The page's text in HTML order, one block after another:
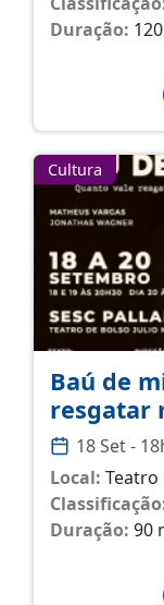
Duração:
Cultura
Baú de
resgatar
18 Set -
Local: Teatro
Duração: 90